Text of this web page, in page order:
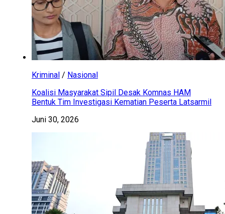
Kriminal / Nasional
Koalisi Masyarakat Sipil Desak Komnas HAM
Bentuk Tim Investigasi Kematian Peserta Latsarmil
Juni 30, 2026